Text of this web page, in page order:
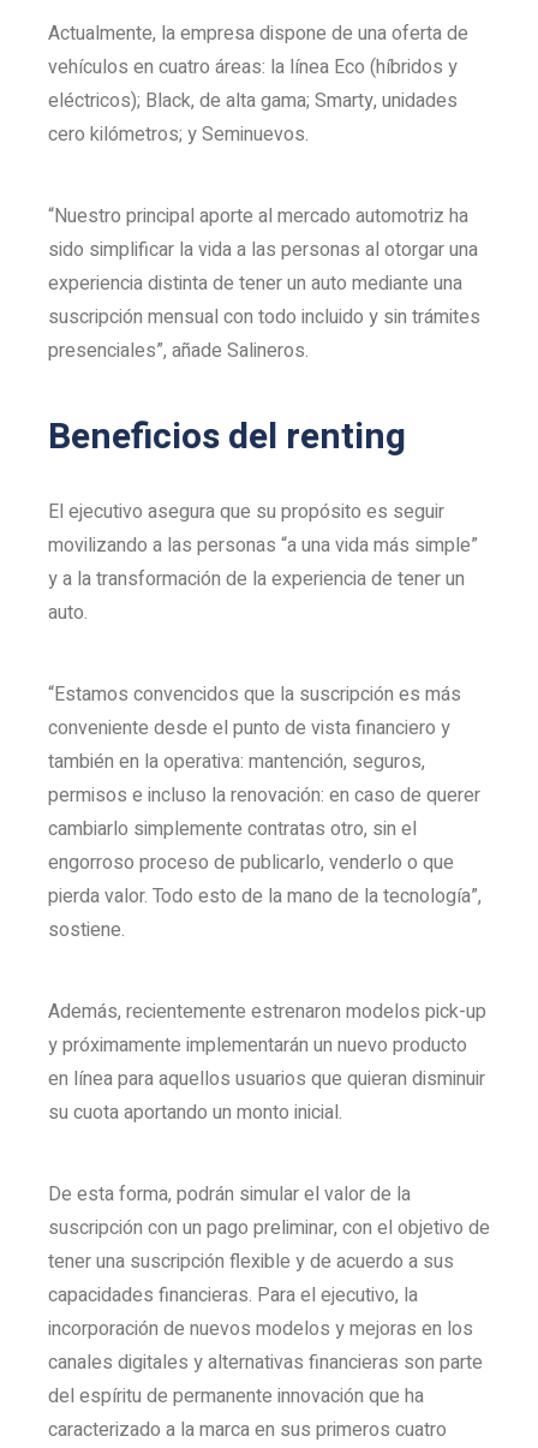
Actualmente, la empresa dispone de una oferta de
vehículos en cuatro áreas: la línea Eco (híbridos y
eléctricos); Black, de alta gama; Smarty, unidades
cero kilómetros; y Seminuevos.
“Nuestro principal aporte al mercado automotriz ha
sido simplificar la vida a las personas al otorgar una
experiencia distinta de tener un auto mediante una
suscripción mensual con todo incluido y sin trámites
presenciales”, añade Salineros.
Beneficios del renting
El ejecutivo asegura que su propósito es seguir
movilizando a las personas “a una vida más simple”
y a la transformación de la experiencia de tener un
auto.
“Estamos convencidos que la suscripción es más
conveniente desde el punto de vista financiero y
también en la operativa: mantención, seguros,
permisos e incluso la renovación: en caso de querer
cambiarlo simplemente contratas otro, sin el
engorroso proceso de publicarlo, venderlo o que
pierda valor. Todo esto de la mano de la tecnología”,
sostiene.
Además, recientemente estrenaron modelos pick-up
y próximamente implementarán un nuevo producto
en línea para aquellos usuarios que quieran disminuir
su cuota aportando un monto inicial.
De esta forma, podrán simular el valor de la
suscripción con un pago preliminar, con el objetivo de
tener una suscripción flexible y de acuerdo a sus
capacidades financieras. Para el ejecutivo, la
incorporación de nuevos modelos y mejoras en los
canales digitales y alternativas financieras son parte
del espíritu de permanente innovación que ha
caracterizado a la marca en sus primeros cuatro